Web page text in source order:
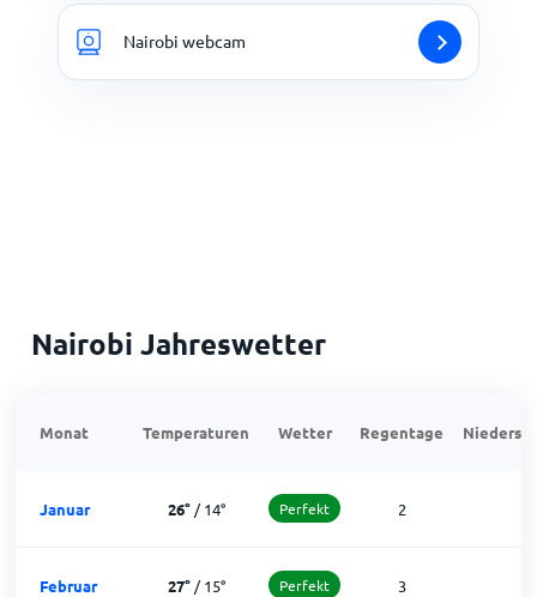
Nairobi webcam
Nairobi Jahreswetter
Monat Temperaturen Wetter Regentage
Januar 26°/14° Perfekt 2
Februar 27°/15° Perfekt 3